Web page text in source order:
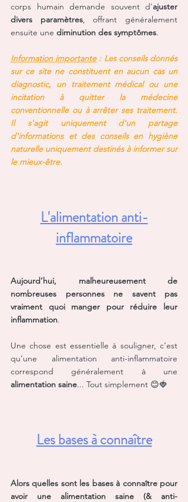
corps humain demande souvent d'ajuster
divers paramètres, offrant généralement
ensuite une diminution des symptômes.
Information importante : Les conseils donnés
sur ce site ne constituent en aucun cas un
diagnostic, un traitement médical ou une
incitation à quitter la médecine
conventionnelle ou à arrêter ses traitement.
Il s'agit uniquement d'un partage
d'informations et des conseils en hygiène
naturelle uniquement destinés à informer sur
le mieux-être.
L'alimentation anti-
inflammatoire
Aujourd’hui, malheureusement de
nombreuses personnes ne savent pas
vraiment quoi manger pour réduire leur
inflammation.
Une chose est essentielle à souligner, c’est
qu’une alimentation anti-inflammatoire
alimentation saine... Tout simplement 😊🍓
Les bases à connaître
Alors quelles sont les bases à connaître pour
avoir une alimentation saine (& anti-